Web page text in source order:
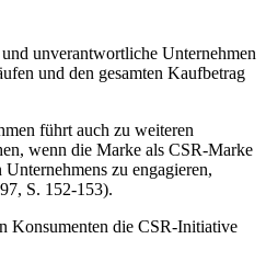
unverantwortliche Unternehmen
und den gesamten Kaufbetrag
führt auch zu weiteren
wenn die Marke als CSR-Marke
zu engagieren,
S. 152-153).
Konsumenten die CSR-Initiative